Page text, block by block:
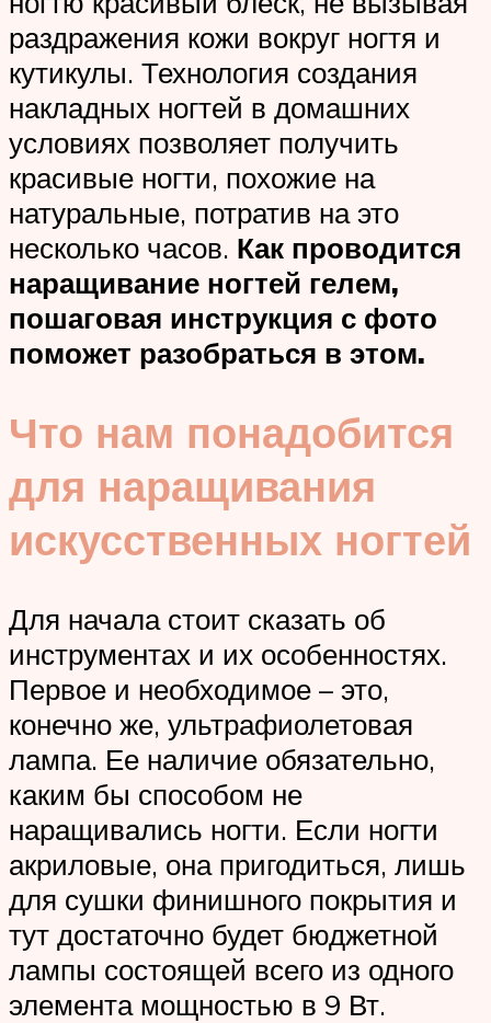
раздражения кожи вокруг ногтя и
кутикулы. Технология создания
накладных ногтей в домашних
условиях позволяет получить
красивые ногти, похожие на
натуральные, потратив на это
несколько часов. Как проводится
наращивание ногтей гелем,
пошаговая инструкция с фото
поможет разобраться в этом.
Что нам понадобится
для наращивания
искусственных ногтей
Для начала стоит сказать об
инструментах и их особенностях.
Первое и необходимое – это,
конечно же, ультрафиолетовая
лампа. Ее наличие обязательно,
каким бы способом не
наращивались ногти. Если ногти
акриловые, она пригодиться, лишь
для сушки финишного покрытия и
тут достаточно будет бюджетной
лампы состоящей всего из одного
элемента мощностью в 9 Вт.